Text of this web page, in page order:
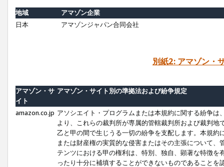
地域
アマゾン企業
日本
アマゾンジャパン合同会社
別紙2: アマゾン・
アマゾン・サ
イト
アマゾン・サイト別の準拠法および紛争規定
amazon.co.jp アソシエイト・プログラムまたは本規約に関する紛争
より、これらの裁判所が専属的管轄裁判所および裁判
乙と甲の間で生じうる一切の紛争を支配します。本規
または財産権の実質的な侵害またはその主張について
テンツにおける甲の権利は、特別、独自、顕著な特徴
ったり十分に補填することができないものであることを